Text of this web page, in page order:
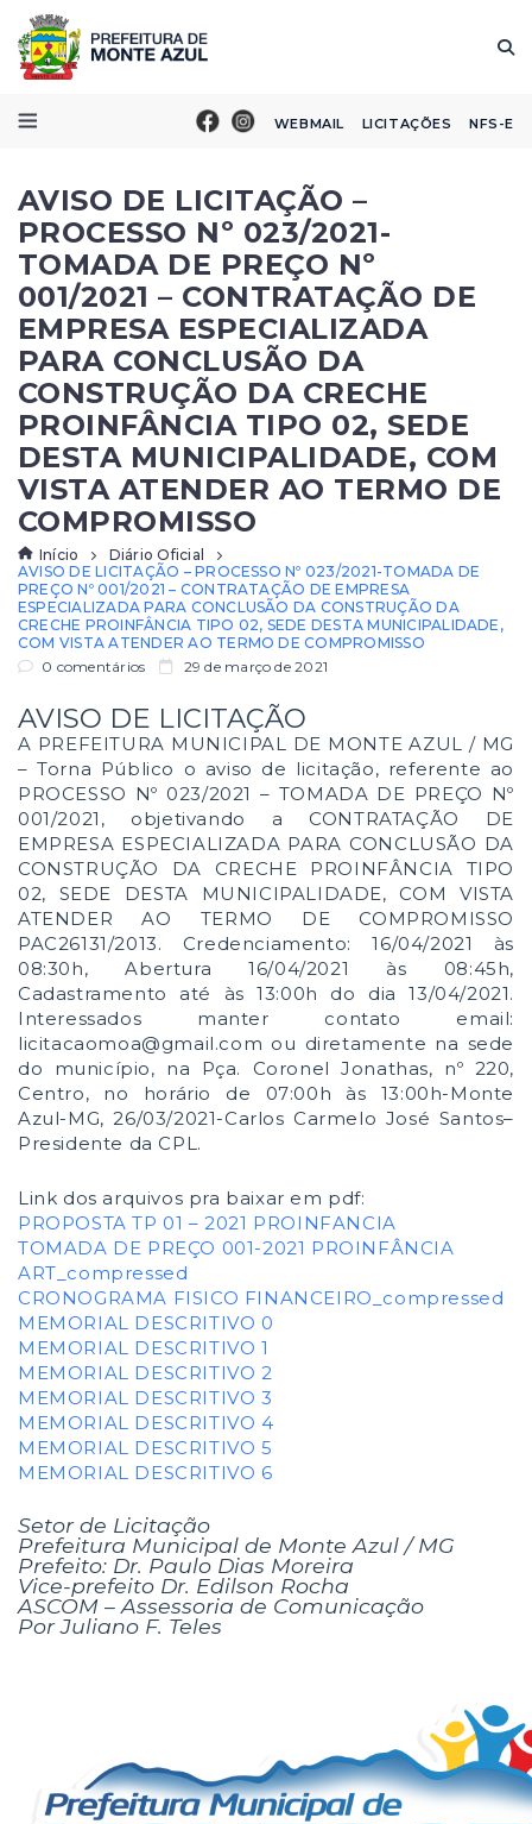
WEBMAIL LICITAÇÕES NFS-E
AVISO DE LICITAÇÃO –
PROCESSO Nº 023/2021-
TOMADA DE PREÇO Nº
001/2021 – CONTRATAÇÃO DE
EMPRESA ESPECIALIZADA
PARA CONCLUSÃO DA
CONSTRUÇÃO DA CRECHE
PROINFÂNCIA TIPO 02, SEDE
DESTA MUNICIPALIDADE, COM
VISTA ATENDER AO TERMO DE
COMPROMISSO
Início
Diário Oficial
AVISO DE LICITAÇÃO – PROCESSO Nº 023/2021-TOMADA DE
PREÇO Nº 001/2021 – CONTRATAÇÃO DE EMPRESA
ESPECIALIZADA PARA CONCLUSÃO DA CONSTRUÇÃO DA
CRECHE PROINFÂNCIA TIPO 02, SEDE DESTA MUNICIPALIDADE,
COM VISTA ATENDER AO TERMO DE COMPROMISSO
0 comentários
29 de março de 2021
AVISO DE LICITAÇÃO
A PREFEITURA MUNICIPAL DE MONTE AZUL / MG
– Torna Público o aviso de licitação, referente ao
PROCESSO Nº 023/2021 – TOMADA DE PREÇO Nº
001/2021, objetivando a CONTRATAÇÃO DE
EMPRESA ESPECIALIZADA PARA CONCLUSÃO DA
CONSTRUÇÃO DA CRECHE PROINFÂNCIA TIPO
02, SEDE DESTA MUNICIPALIDADE, COM VISTA
ATENDER AO TERMO DE COMPROMISSO
PAC26131/2013. Credenciamento: 16/04/2021 às
08:30h, Abertura 16/04/2021 às 08:45h,
Cadastramento até às 13:00h do dia 13/04/2021.
Interessados manter contato email:
licitacaomoa@gmail.com ou diretamente na sede
do município, na Pça. Coronel Jonathas, nº 220,
Centro, no horário de 07:00h às 13:00h-Monte
Azul-MG, 26/03/2021-Carlos Carmelo José Santos–
Presidente da CPL.
Link dos arquivos pra baixar em pdf:
PROPOSTA TP 01 – 2021 PROINFANCIA
TOMADA DE PREÇO 001-2021 PROINFÂNCIA
ART_compressed
CRONOGRAMA FISICO FINANCEIRO_compressed
MEMORIAL DESCRITIVO 0
MEMORIAL DESCRITIVO 1
MEMORIAL DESCRITIVO 2
MEMORIAL DESCRITIVO 3
MEMORIAL DESCRITIVO 4
MEMORIAL DESCRITIVO 5
MEMORIAL DESCRITIVO 6
Setor de Licitação
Prefeitura Municipal de Monte Azul / MG
Prefeito: Dr. Paulo Dias Moreira
Vice-prefeito Dr. Edilson Rocha
ASCOM – Assessoria de Comunicação
Por Juliano F. Teles